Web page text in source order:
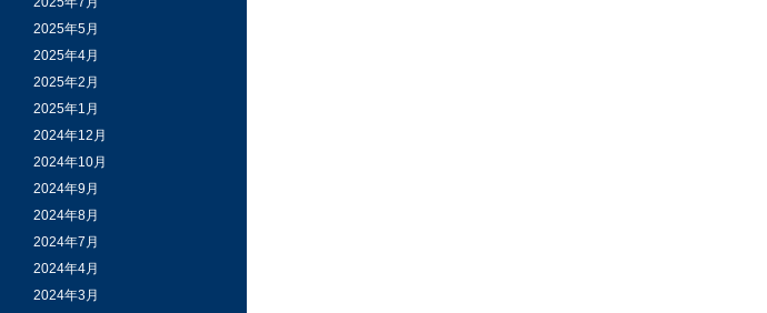
2025年5月
2025年4月
2025年2月
2025年1月
2024年12月
2024年10月
2024年9月
2024年8月
2024年7月
2024年4月
2024年3月